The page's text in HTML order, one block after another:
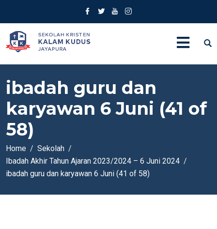
ibadah guru dan
karyawan 6 Juni (41 of
58)
Home
Sekolah
Ibadah Akhir Tahun Ajaran 2023/2024 – 6 Juni 2024
ibadah guru dan karyawan 6 Juni (41 of 58)